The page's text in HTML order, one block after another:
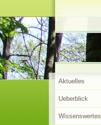
Aktuelles
Ueberblick
Wissenswertes